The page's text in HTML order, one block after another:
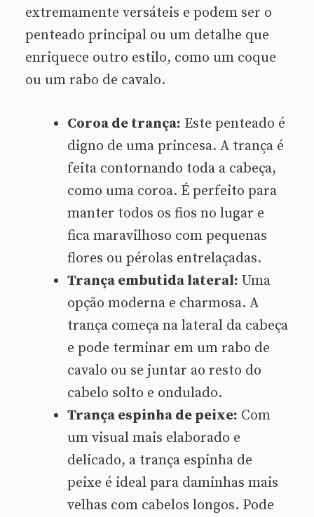
extremamente versáteis e podem ser o
penteado principal ou um detalhe que
enriquece outro estilo, como um coque
ou um rabo de cavalo.
Coroa de trança: Este penteado é
digno de uma princesa. A trança é
feita contornando toda a cabeça,
como uma coroa. É perfeito para
manter todos os fios no lugar e
fica maravilhoso com pequenas
flores ou pérolas entrelaçadas.
Trança embutida lateral: Uma
opção moderna e charmosa. A
trança começa na lateral da cabeça
e pode terminar em um rabo de
cavalo ou se juntar ao resto do
cabelo solto e ondulado.
Trança espinha de peixe: Com
um visual mais elaborado e
delicado, a trança espinha de
peixe é ideal para daminhas mais
velhas com cabelos longos. Pode